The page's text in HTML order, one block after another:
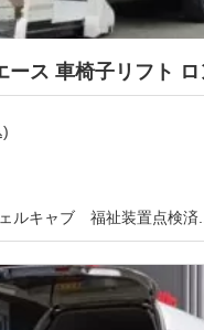
)
ルキャブ 福祉装置点検済...